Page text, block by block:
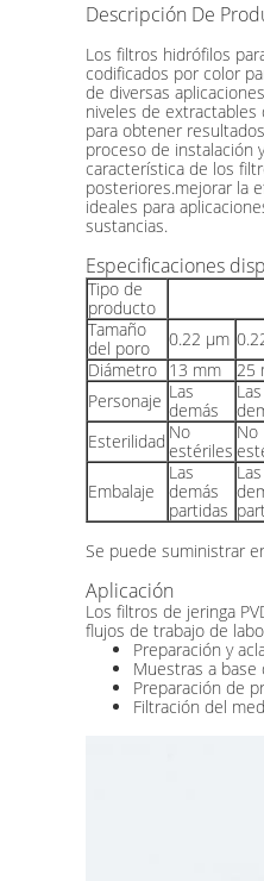
Descripción De
Los filtros hidrófilos
codificados por color
de diversas
niveles de
para obtener
proceso de instalación
característica de los
posteriores.mejorar la
ideales para
sustancias.
Especificaciones
Tipo de
producto
Tamaño
del poro
0.22 μm
Diámetro 13 mm 25
Personaje Las
demás
Las
Esterilidad No
estériles
No
Embalaje
Las
demás
partidas
Las
Se puede suministrar
Aplicación
Los filtros de jeringa
flujos de trabajo de
Preparación y
Muestras a
Preparación de
Filtración del